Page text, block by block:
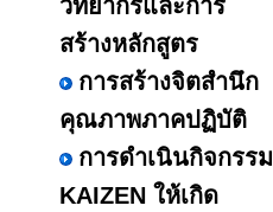
วิทยากรและการ
สร้างหลักสูตร
การสร้างจิตสำนึก
คุณภาพภาคปฏิบัติ
การดำเนินกิจกรรม
KAIZEN ให้เกิด